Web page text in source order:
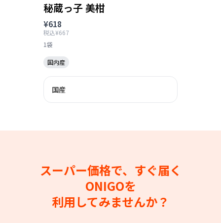
秘蔵っ子 美柑
¥618
税込¥667
1袋
国内産
国産
スーパー価格で、すぐ届く
ONIGOを
利用してみませんか？